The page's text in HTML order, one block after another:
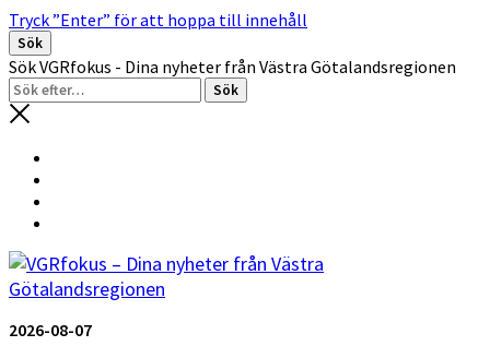
Tryck ”Enter” för att hoppa till innehåll
Sök
Sök VGRfokus - Dina nyheter från Västra Götalandsregionen
2026-08-07